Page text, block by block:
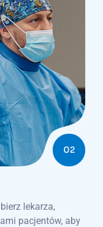
02
lekarza,
pacjentów, aby